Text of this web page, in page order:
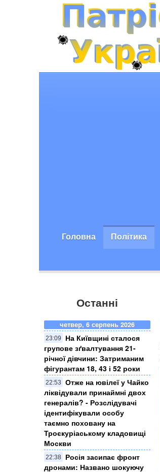
Головна Політика
Останні
четвер, 6 серпень 2026
23:09
На Київщині сталося
групове зґвалтування 21-
річної дівчини: Затриманим
фігурантам 18, 43 і 52 роки
22:53
Отже на ювілеї у Чайко
ліквідували принаймні двох
генералів? - Розслідувачі
ідентифікували особу
таємно поховану на
Троєкуріаському кладовищі
Москви
22:38
Росія засипає фронт
дронами: Названо шокуючу